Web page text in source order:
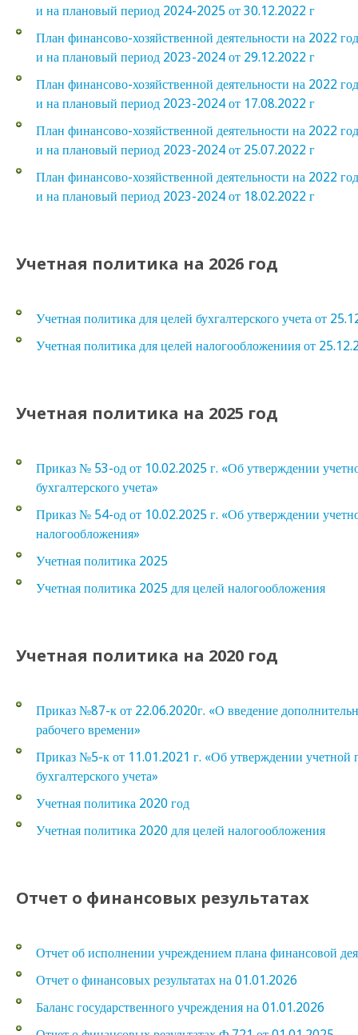
и на плановый период 2024-2025 от 30.12.2022 г
План финансово-хозяйственной деятельности на 2022 год
и на плановый период 2023-2024 от 29.12.2022 г
План финансово-хозяйственной деятельности на 2022 год
и на плановый период 2023-2024 от 17.08.2022 г
План финансово-хозяйственной деятельности на 2022 год
и на плановый период 2023-2024 от 25.07.2022 г
План финансово-хозяйственной деятельности на 2022 год
и на плановый период 2023-2024 от 18.02.2022 г
Учетная политика на 2026 год
Учетная политика для целей бухгалтерского учета от
Учетная политика для целей налогообложениия от
Учетная политика на 2025 год
Приказ № 53-од от 10.02.2025 г. «Об утверждении
бухгалтерского учета»
Приказ № 54-од от 10.02.2025 г. «Об утверждении
налогообложения»
Учетная политика 2025
Учетная политика 2025 для целей налогообложения
Учетная политика на 2020 год
Приказ №87-к от 22.06.2020г. «О введение
рабочего времени»
Приказ №5-к от 11.01.2021 г. «Об утверждении учетной
бухгалтерского учета»
Учетная политика 2020 год
Учетная политика 2020 для целей налогообложения
Отчет о финансовых результатах
Отчет об исполнении учреждением плана финансовой
Отчет о финансовых результатах на 01.01.2026
Баланс государственного учреждения на 01.01.2026